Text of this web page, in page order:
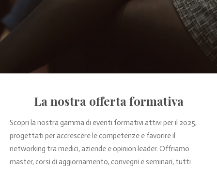
La nostra offerta formativa
Scopri la nostra gamma di eventi formativi attivi per il 2025,
progettati per accrescere le competenze e favorire il
networking tra medici, aziende e opinion leader. Offriamo
master, corsi di aggiornamento, convegni e seminari, tutti